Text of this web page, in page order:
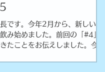
です。今年2月から、新しい低
み始めました。前回の「#4」で
たことをお伝えしました。今回